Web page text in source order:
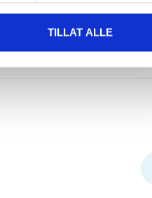
TILLAT ALLE